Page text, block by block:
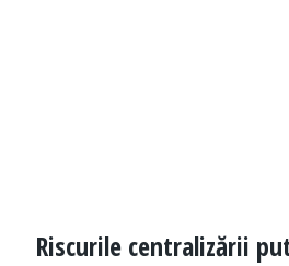
Riscurile centralizării